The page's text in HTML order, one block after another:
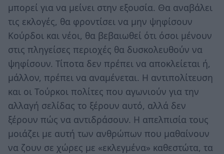
μπορεί για να μείνει στην εξουσία. Θα αναβάλει
τις εκλογές, θα φροντίσει να μην ψηφίσουν
Κούρδοι και νέοι, θα βεβαιωθεί ότι όσοι μένουν
στις πληγείσες περιοχές θα δυσκολευθούν να
ψηφίσουν. Τίποτα δεν πρέπει να αποκλείεται ή,
μάλλον, πρέπει να αναμένεται. Η αντιπολίτευση
και οι Τούρκοι πολίτες που αγωνιούν για την
αλλαγή σελίδας το ξέρουν αυτό, αλλά δεν
ξέρουν πώς να αντιδράσουν. Η απελπισία τους
μοιάζει με αυτή των ανθρώπων που μαθαίνουν
να ζουν σε χώρες με «εκλεγμένα» καθεστώτα, τα